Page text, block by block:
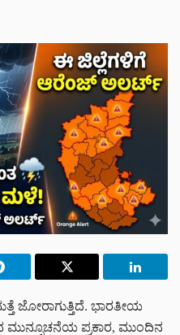
ಜೋರಾಗುತ್ತಿದೆ. ಭಾರತೀಯ
ಮುನ್ಸೂಚನೆಯ ಪ್ರಕಾರ, ಮುಂದಿನ